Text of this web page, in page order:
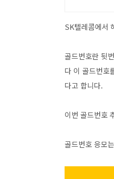
SK텔레콤에서
골드번호란 뒷
다 이 골드번호
다고 합니다.
이번 골드번호
골드번호 응모는